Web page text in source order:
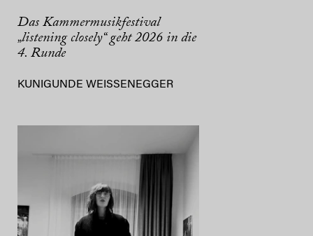
Das Kammermusikfestival
„listening closely“ geht 2026 in die
4. Runde
KUNIGUNDE WEISSENEGGER